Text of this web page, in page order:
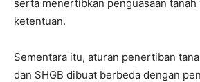
serta menertibkan penguasaan tanah
ketentuan.
Sementara itu, aturan penertiban
dan SHGB dibuat berbeda dengan